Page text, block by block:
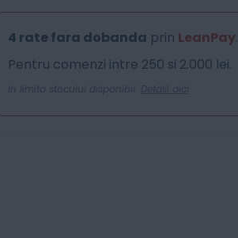
4 rate fara dobanda prin LeanPay.
Pentru comenzi intre 250 si 2.000 lei.
In limita stocului disponibil. Detalii aici